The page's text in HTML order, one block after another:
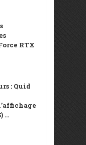
RTX
: Quid
...